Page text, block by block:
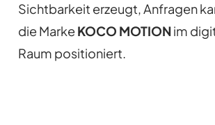
Sichtbarkeit erzeugt, Anfragen
die MarkeKOCO MOTIONim
Raum positioniert.